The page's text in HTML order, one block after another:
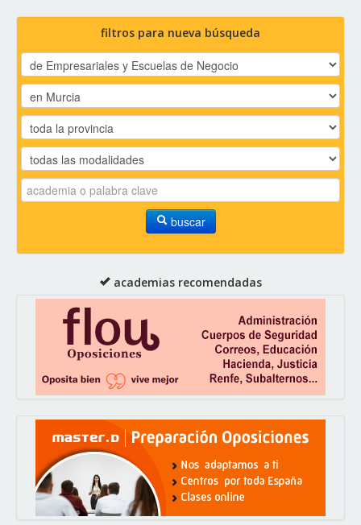
filtros para nueva búsqueda
buscar
academias recomendadas